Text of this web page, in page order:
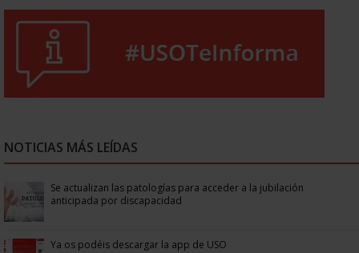
NOTICIAS MÁS LEÍDAS
Se actualizan las patologías para acceder a la jubilación
anticipada por discapacidad
Ya os podéis descargar la app de USO